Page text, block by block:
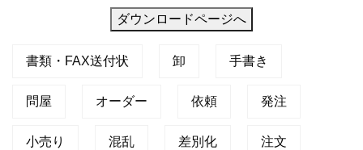
ダウンロードページへ
書類・FAX送付状 卸 手書き
問屋 オーダー 依頼 発注
小売り 混乱 差別化 注文